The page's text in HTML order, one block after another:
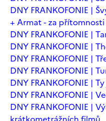
DNY FRANKOFONIE |
+ Armat - za přítomnosti
DNY FRANKOFONIE |
DNY FRANKOFONIE |
DNY FRANKOFONIE |
DNY FRANKOFONIE |
DNY FRANKOFONIE |
DNY FRANKOFONIE |
DNY FRANKOFONIE |